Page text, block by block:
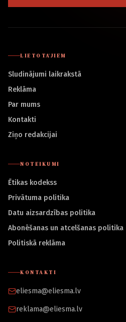
LIETOTĀJIEM
Sludinājumi laikrakstā
Reklāma
Par mums
Kontakti
Ziņo redakcijai
NOTEIKUMI
Ētikas kodekss
Privātuma politika
Datu aizsardzības politika
Abonēšanas un atcelšanas politika
Politiskā reklāma
KONTAKTI
eliesma@eliesma.lv
reklama@eliesma.lv